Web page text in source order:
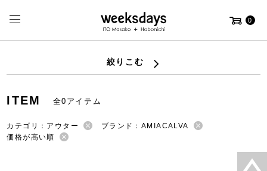
0
絞りこむ
ITEM 全0アイテム
カテゴリ：アウター
ブランド：AMIACALVA
価格が高い順